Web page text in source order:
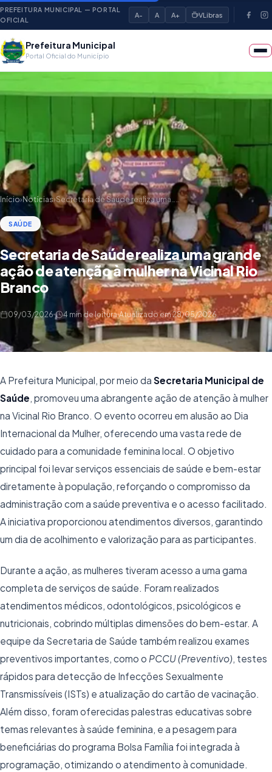
PREFEITURA MUNICIPAL — PORTAL
OFICIAL
A- A A+ VLibras
Prefeitura Municipal
Portal Oficial do Município
Início›Notícias›Secretaria de Saúde realiza uma……
SAÚDE
Secretaria de Saúde realiza uma grande
ação de atenção à mulher na Vicinal Rio
Branco
09/03/2026 4 min de leitura Atualizado em 28/05/2026
A Prefeitura Municipal, por meio da Secretaria Municipal de
Saúde, promoveu uma abrangente ação de atenção à mulher
na Vicinal Rio Branco. O evento ocorreu em alusão ao Dia
Internacional da Mulher, oferecendo uma vasta rede de
cuidado para a comunidade feminina local. O objetivo
principal foi levar serviços essenciais de saúde e bem-estar
diretamente à população, reforçando o compromisso da
administração com a saúde preventiva e o acesso facilitado.
A iniciativa proporcionou atendimentos diversos, garantindo
um dia de acolhimento e valorização para as participantes.
Durante a ação, as mulheres tiveram acesso a uma gama
completa de serviços de saúde. Foram realizados
atendimentos médicos, odontológicos, psicológicos e
nutricionais, cobrindo múltiplas dimensões do bem-estar. A
equipe da Secretaria de Saúde também realizou exames
preventivos importantes, como o PCCU (Preventivo), testes
rápidos para detecção de Infecções Sexualmente
Transmissíveis (ISTs) e atualização do cartão de vacinação.
Além disso, foram oferecidas palestras educativas sobre
temas relevantes à saúde feminina, e a pesagem para
beneficiárias do programa Bolsa Família foi integrada à
programação, otimizando o atendimento à comunidade.